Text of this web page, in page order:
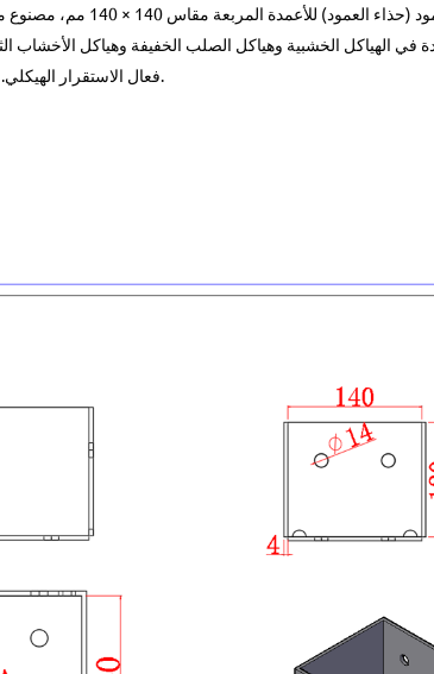
تم تصميم موصل قاعدة العمود
في الهياكل الخشبية وهياكل الصلب الخفيفة وهياكل الأخشاب
فعال الاستقرار الهيكلي. الأحجام الأخرى متاحة عند الطلب.